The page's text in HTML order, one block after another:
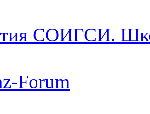
СОИГСИ.
Forum